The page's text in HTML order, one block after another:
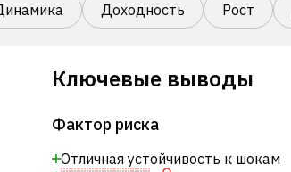
Доходность Рост
Ключевые выводы
Фактор риска
Отличная устойчивость к шокам